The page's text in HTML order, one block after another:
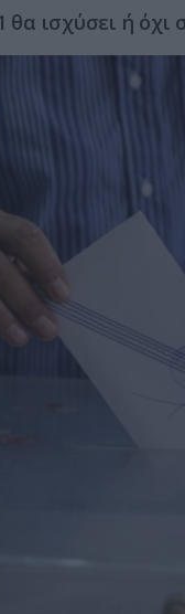
ισχύσει ή όχι